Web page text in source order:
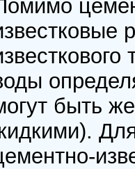
быть